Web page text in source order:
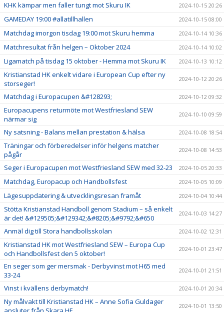
KHK kämpar men faller tungt mot Skuru IK 2024-10-15 20:26
GAMEDAY 19:00 #allatillhallen 2024-10-15 08:00
Matchdag imorgon tisdag 19:00 mot Skuru hemma 2024-10-14 10:36
Matchresultat från helgen – Oktober 2024 2024-10-14 10:02
Ligamatch på tisdag 15 oktober - Hemma mot Skuru IK 2024-10-13 10:12
Kristianstad HK enkelt vidare i European Cup efter ny
storseger!
2024-10-12 20:26
Matchdag i Europacupen &#128293; 2024-10-12 09:32
Europacupens returmöte mot Westfriesland SEW
närmar sig
2024-10-10 09:59
Ny satsning - Balans mellan prestation & hälsa 2024-10-08 18:54
Träningar och förberedelser inför helgens matcher
pågår
2024-10-08 14:53
Seger i Europacupen mot Westfriesland SEW med 32-23 2024-10-05 20:33
Matchdag, Europacup och Handbollsfest 2024-10-05 10:09
Lägesuppdatering & utvecklingsresan framåt 2024-10-04 10:44
Stötta Kristianstad Handboll genom Stadium – så enkelt
är det! &#129505;&#129342;&#8205;&#9792;&#650
2024-10-03 14:27
Anmäl dig till Stora handbollsskolan 2024-10-02 12:31
Kristianstad HK mot Westfriesland SEW – Europa Cup
och Handbollsfest den 5 oktober!
2024-10-01 23:47
En seger som ger mersmak - Derbyvinst mot H65 med
33-24
2024-10-01 21:51
Vinst i kvällens derbymatch! 2024-10-01 20:34
Ny målvakt till Kristianstad HK – Anne Sofia Guldager
2024-10-01 13:50